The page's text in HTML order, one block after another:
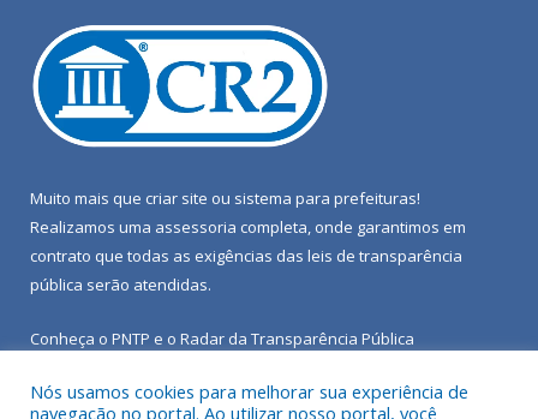
Muito mais que criar site ou sistema para prefeituras!
Realizamos uma assessoria completa, onde garantimos em
contrato que todas as exigências das leis de transparência
pública serão atendidas.
Conheça o PNTP e o Radar da Transparência Pública
Nós usamos cookies para melhorar sua experiência de
navegação no portal. Ao utilizar nosso portal, você